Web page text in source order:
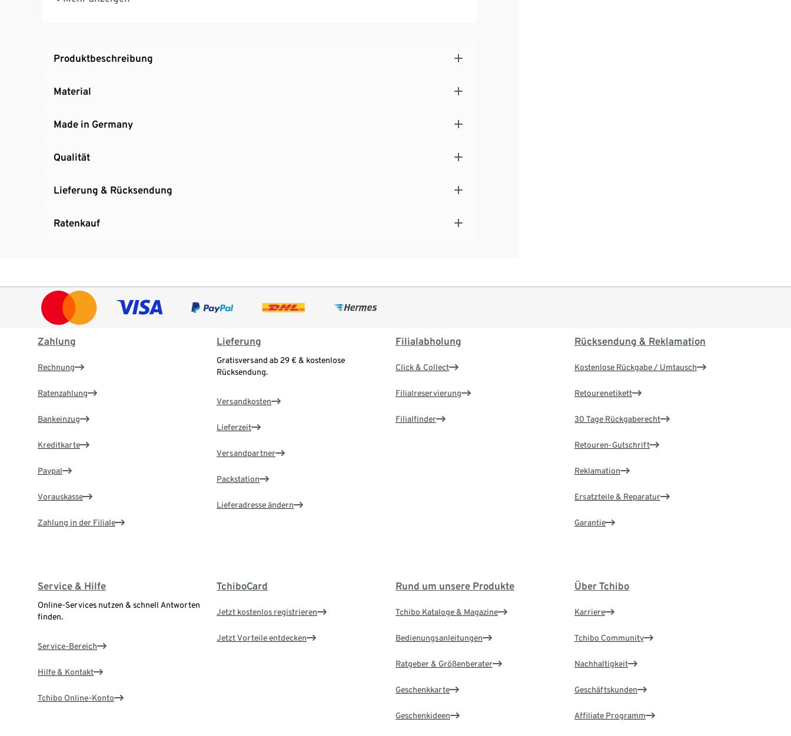
MADE IN GERMANY
Produktbeschreibung
Material
Made in Germany
Qualität
Lieferung & Rücksendung
Ratenkauf
Zahlung
Rechnung
Ratenzahlung
Bankeinzug
Kreditkarte
Paypal
Vorauskasse
Zahlung in der Filiale
Lieferung
Gratisversand ab 29 € & kostenlose
Rücksendung.
Versandkosten
Lieferzeit
Versandpartner
Packstation
Lieferadresse ändern
Filialabholung
Click & Collect
Filialreservierung
Filialfinder
Rücksendung & Reklamation
Kostenlose Rückgabe / Umtausch
Retourenetikett
30 Tage Rückgaberecht
Retouren-Gutschrift
Reklamation
Ersatzteile & Reparatur
Garantie
Service & Hilfe
Online-Services nutzen & schnell Antworten
finden.
Service-Bereich
Hilfe & Kontakt
Tchibo Online-Konto
TchiboCard
Jetzt kostenlos registrieren
Jetzt Vorteile entdecken
Rund um unsere Produkte
Tchibo Kataloge & Magazine
Bedienungsanleitungen
Ratgeber & Größenberater
Geschenkkarte
Geschenkideen
Über Tchibo
Karriere
Tchibo Community
Nachhaltigkeit
Geschäftskunden
Affiliate Programm